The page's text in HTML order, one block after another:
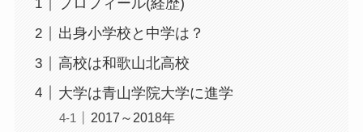
プロフィール(経歴)
出身小学校と中学は？
高校は和歌山北高校
大学は青山学院大学に進学
2017～2018年